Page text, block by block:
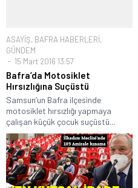
ASAYİŞ, BAFRA HABERLERİ,
GÜNDEM
15 Mart 2016 13:57
Bafra’da Motosiklet
Hırsızlığına Suçüstü
Samsun’un Bafra ilçesinde
motosiklet hırsızlığı yapmaya
çalışan küçük çocuk suçüstü...